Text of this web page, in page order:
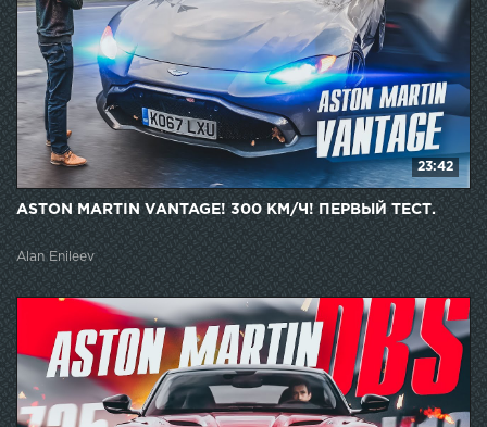
23:42
ASTON MARTIN VANTAGE! 300 КМ/Ч! ПЕРВЫЙ ТЕСТ.
Alan Enileev